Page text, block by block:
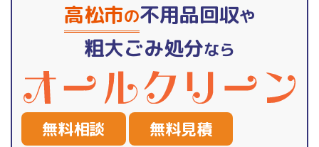
高松市の不用品回収や
粗大ごみ処分なら
無料相談 無料見積